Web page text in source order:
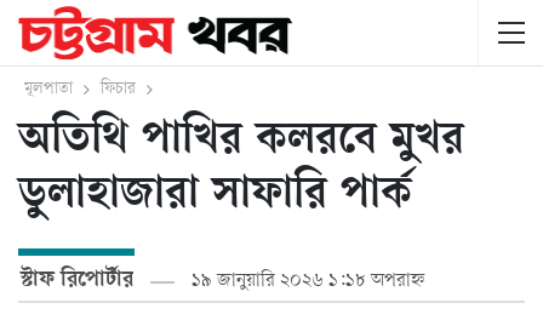
মূলপাতা ফিচার
অতিথি পাখির কলরবে মুখর
ডুলাহাজারা সাফারি পার্ক
স্টাফ রিপোর্টার ১৯ জানুয়ারি ২০২৬ ১:১৮ অপরাহ্ন